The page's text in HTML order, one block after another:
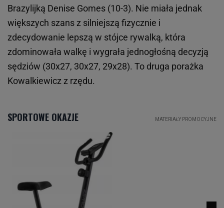
Brazylijką Denise Gomes (10-3). Nie miała jednak
większych szans z silniejszą fizycznie i
zdecydowanie lepszą w stójce rywalką, która
zdominowała walkę i wygrała jednogłośną decyzją
sędziów (30x27, 30x27, 29x28). To druga porażka
Kowalkiewicz z rzędu.